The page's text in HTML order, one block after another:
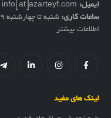
ایمیل: info[at]azarteyf.com
ساعات کاری: شنبه تا چهارشنبه 9 الی 18
اطلاعات بیشتر
لینک های مفید